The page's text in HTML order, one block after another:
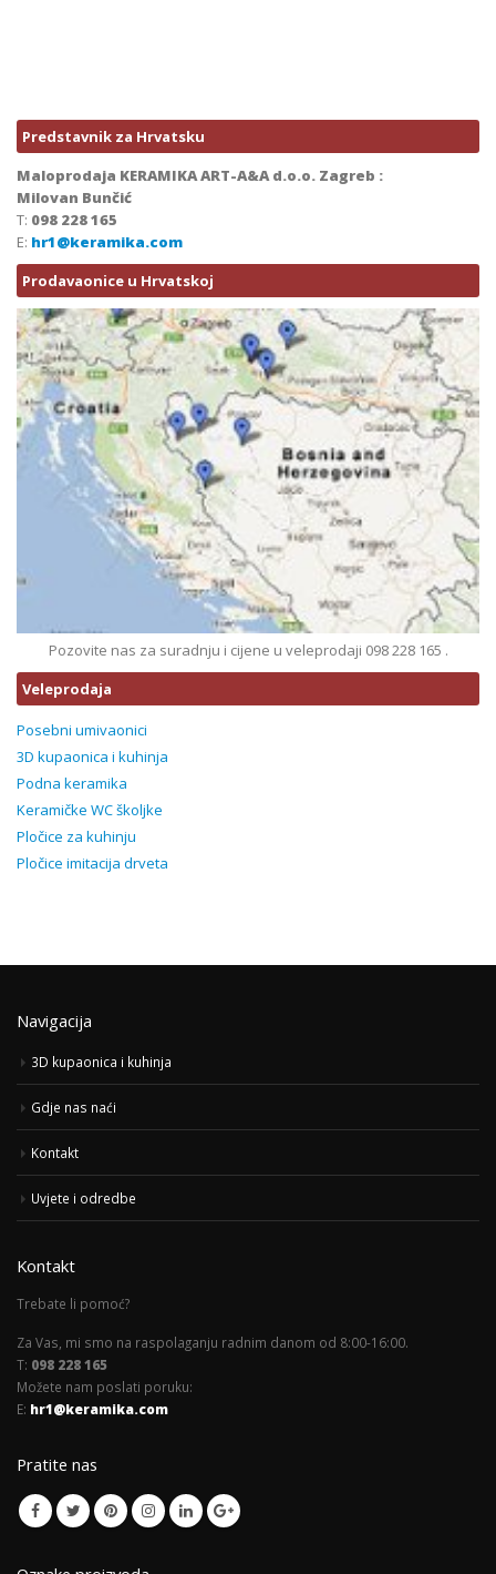
Predstavnik za Hrvatsku
Maloprodaja KERAMIKA ART-A&A d.o.o. Zagreb :
Milovan Bunčić
T: 098 228 165
E: hr1@keramika.com
Prodavaonice u Hrvatskoj
Pozovite nas za suradnju i cijene u veleprodaji 098 228 165 .
Veleprodaja
Posebni umivaonici
3D kupaonica i kuhinja
Podna keramika
Keramičke WC školjke
Pločice za kuhinju
Pločice imitacija drveta
Navigacija
3D kupaonica i kuhinja
Gdje nas naći
Kontakt
Uvjete i odredbe
Kontakt
Trebate li pomoć?
Za Vas, mi smo na raspolaganju radnim danom od 8:00-16:00.
T: 098 228 165
Možete nam poslati poruku:
E: hr1@keramika.com
Pratite nas